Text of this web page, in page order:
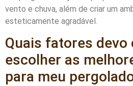
vento e chuva, além de criar um
esteticamente agradável.
Quais fatores devo
escolher as
para meu